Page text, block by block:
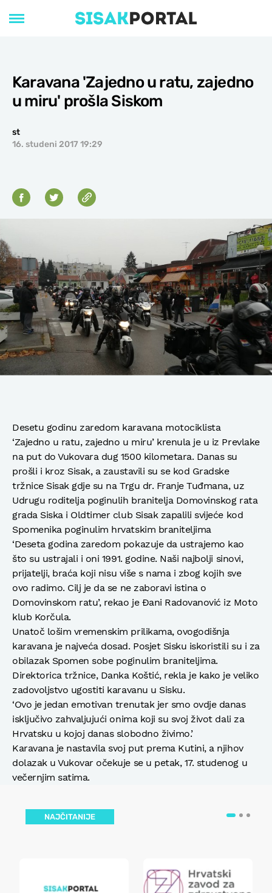
Karavana 'Zajedno u ratu, zajedno
u miru' prošla Siskom
st
16. studeni 2017 19:29
Desetu godinu zaredom karavana motociklista
‘Zajedno u ratu, zajedno u miru’ krenula je u iz Prevlake
na put do Vukovara dug 1500 kilometara. Danas su
prošli i kroz Sisak, a zaustavili su se kod Gradske
tržnice Sisak gdje su na Trgu dr. Franje Tuđmana, uz
Udrugu roditelja poginulih branitelja Domovinskog rata
grada Siska i Oldtimer club Sisak zapalili svijeće kod
Spomenika poginulim hrvatskim braniteljima
‘Deseta godina zaredom pokazuje da ustrajemo kao
što su ustrajali i oni 1991. godine. Naši najbolji sinovi,
prijatelji, braća koji nisu više s nama i zbog kojih sve
ovo radimo. Cilj je da se ne zaboravi istina o
Domovinskom ratu’, rekao je Đani Radovanović iz Moto
klub Korčula.
Unatoč lošim vremenskim prilikama, ovogodišnja
karavana je najveća dosad. Posjet Sisku iskoristili su i za
obilazak Spomen sobe poginulim braniteljima.
Direktorica tržnice, Danka Koštić, rekla je kako je veliko
zadovoljstvo ugostiti karavanu u Sisku.
‘Ovo je jedan emotivan trenutak jer smo ovdje danas
isključivo zahvaljujući onima koji su svoj život dali za
Hrvatsku u kojoj danas slobodno živimo.’
Karavana je nastavila svoj put prema Kutini, a njihov
dolazak u Vukovar očekuje se u petak, 17. studenog u
večernjim satima.
NAJČITANIJE